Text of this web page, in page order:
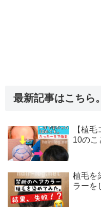
最新記事はこちら。
【植
10のこ
植毛を
ラーを